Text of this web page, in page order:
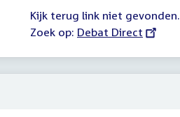
Kijk terug link niet gevonden.
Zoek op: External
Debat Direct